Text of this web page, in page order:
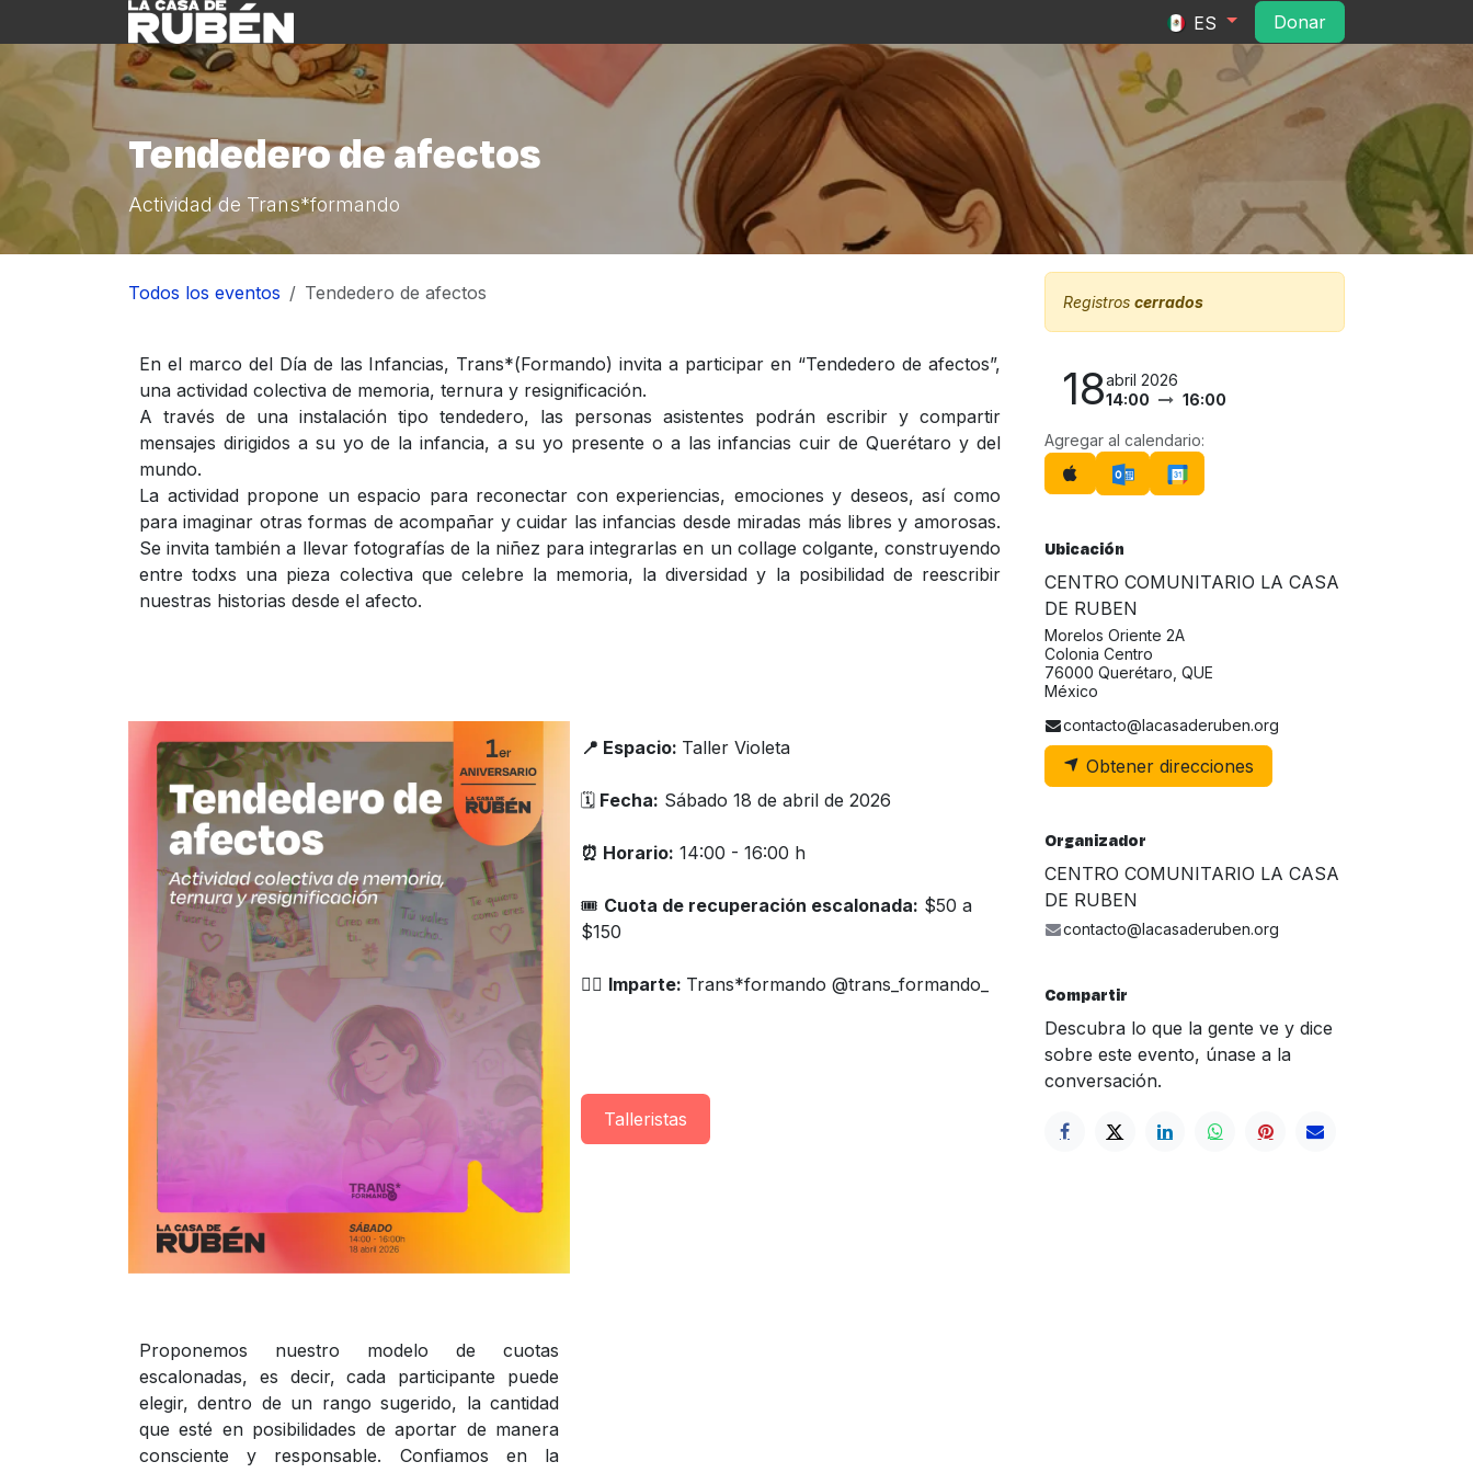
Convocatorias Contacto
ES Do​​na​​r​​
Tendedero de afectos
Actividad de Trans*formando
Todos los eventos Tendedero de afectos
En el marco del Día de las Infancias, Trans*(Formando) invita a participar en “Tendedero de afectos”,
una actividad colectiva de memoria, ternura y resignificación.
A través de una instalación tipo tendedero, las personas asistentes podrán escribir y compartir
mensajes dirigidos a su yo de la infancia, a su yo presente o a las infancias cuir de Querétaro y del
mundo.
La actividad propone un espacio para reconectar con experiencias, emociones y deseos, así como
para imaginar otras formas de acompañar y cuidar las infancias desde miradas más libres y amorosas.
Se invita también a llevar fotografías de la niñez para integrarlas en un collage colgante, construyendo
entre todxs una pieza colectiva que celebre la memoria, la diversidad y la posibilidad de reescribir
nuestras historias desde el afecto.
📍 Espacio: Taller Violeta
🗓️Fecha: Sábado 18 de abril de 2026
⏰ Horario: 14:00 - 16:00 h
🎟 Cuota de recuperación escalonada: $50 a
$150
👨‍⚕️ Imparte: Trans*formando @trans_formando_
Taller​istas
Proponemos nuestro modelo de cuotas
escalonadas, es decir, cada participante puede
elegir, dentro de un rango sugerido, la cantidad
que esté en posibilidades de aportar de manera
consciente y responsable. Confiamos en la
Registros cerrados
18abril 2026
14:00
16:00
Agregar al calendario:
Ubicación
CENTRO COMUNITARIO LA CASA
DE RUBEN
Morelos Oriente 2A
Colonia Centro
76000 Querétaro, QUE
México
contacto@lacasaderuben.org
Obtener direcciones
Organizador
CENTRO COMUNITARIO LA CASA
DE RUBEN
contacto@lacasaderuben.org
Compartir
Descubra lo que la gente ve y dice
sobre este evento, únase a la
conversación.